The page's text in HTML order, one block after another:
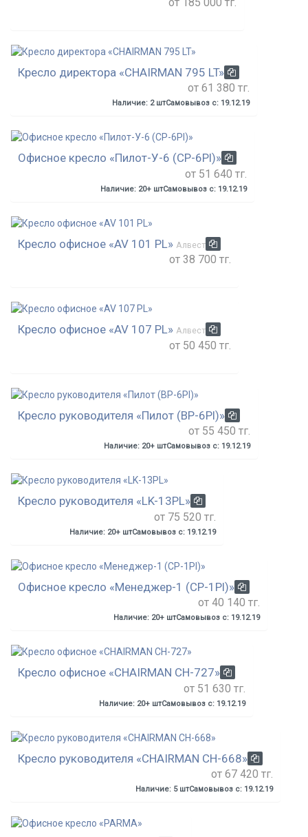
Кресло директора «CHAIRMAN 795 LT»
от 61 380 тг.
Наличие: 2 штСамовывоз с: 19.12.19
Офисное кресло «Пилот-У-6 (CP-6Pl)»
от 51 640 тг.
Наличие: 20+ штСамовывоз с: 19.12.19
Кресло офисное «AV 101 PL» Алвест
от 38 700 тг.
Кресло офисное «AV 107 PL» Алвест
от 50 450 тг.
Кресло руководителя «Пилот (BP-6Pl)»
от 55 450 тг.
Наличие: 20+ штСамовывоз с: 19.12.19
Кресло руководителя «LK-13PL»
от 75 520 тг.
Наличие: 20+ штСамовывоз с: 19.12.19
Офисное кресло «Менеджер-1 (CP-1Pl)»
от 40 140 тг.
Наличие: 20+ штСамовывоз с: 19.12.19
Кресло офисное «CHAIRMAN СH-727»
от 51 630 тг.
Наличие: 20+ штСамовывоз с: 19.12.19
Кресло руководителя «CHAIRMAN CH-668»
от 67 420 тг.
Наличие: 5 штСамовывоз с: 19.12.19